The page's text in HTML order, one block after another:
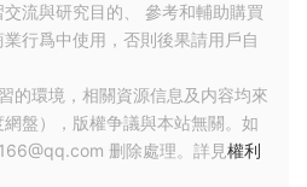
流與研究目的、 參考和輔助購買
行爲中使用，否則後果請用戶自
的環境，相關資源信息及内容均來
盤），版權争議與本站無關。如
删除處理。詳見權利